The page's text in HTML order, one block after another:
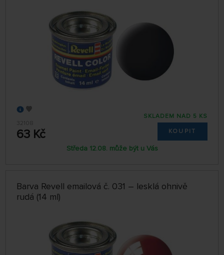
32108
63 Kč
SKLADEM NAD 5 KS
KOUPIT
Středa 12.08. může být u Vás
Barva Revell emailová č. 031 – lesklá ohnivě
rudá (14 ml)